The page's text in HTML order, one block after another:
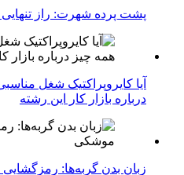
پشت پرده شهرت: راز تنهایی
آیا کایروپراکتیک شغل
درباره بازار کار این رشته
زبان بدن گربه‌ها: